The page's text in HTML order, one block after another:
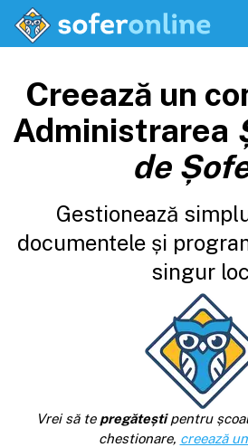
Creează un
Administrarea
de
Gestionează
documentele și
singur
Vrei să te pregăteștipentru
chestionare, creează